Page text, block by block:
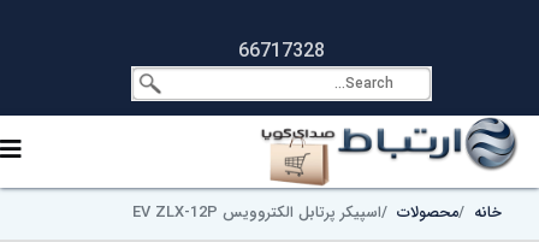
66717328
خانه محصولات اسپیکر پرتابل الکتروویس EV ZLX-12P